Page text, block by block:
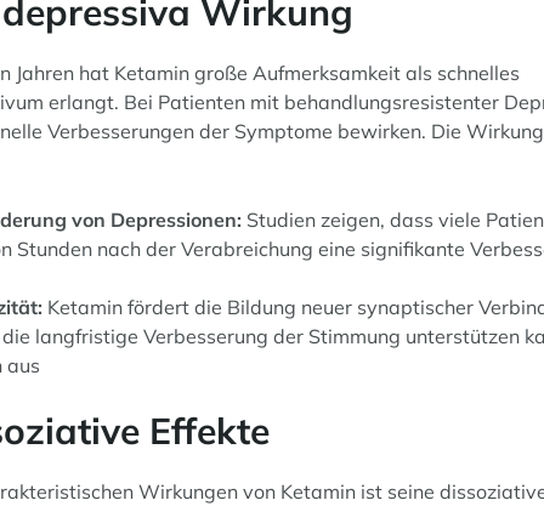
Wirkung
Jahren hat Ketamin große Aufmerksamkeit als schnelles
erlangt. Bei Patienten mit behandlungsresistenter
Verbesserungen der Symptome bewirken. Die
von Depressionen: Studien zeigen, dass viele
Stunden nach der Verabreichung eine signifikante
Ketamin fördert die Bildung neuer synaptischer
langfristige Verbesserung der Stimmung unterstützen
aus
Effekte
Wirkungen von Ketamin ist seine